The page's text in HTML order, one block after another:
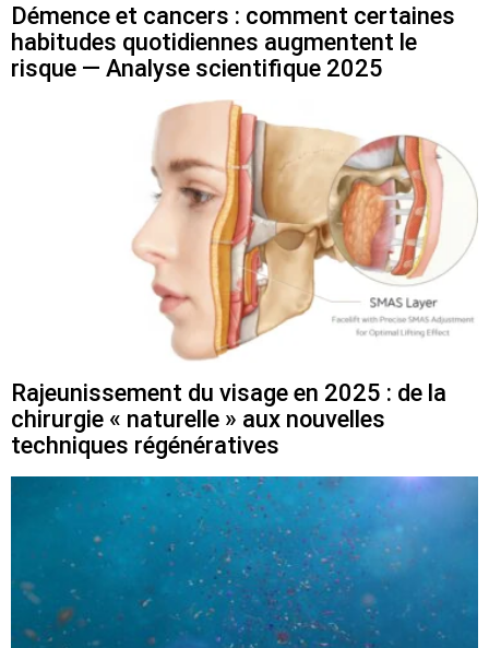
Démence et cancers : comment certaines
habitudes quotidiennes augmentent le
risque — Analyse scientifique 2025
Rajeunissement du visage en 2025 : de la
chirurgie « naturelle » aux nouvelles
techniques régénératives